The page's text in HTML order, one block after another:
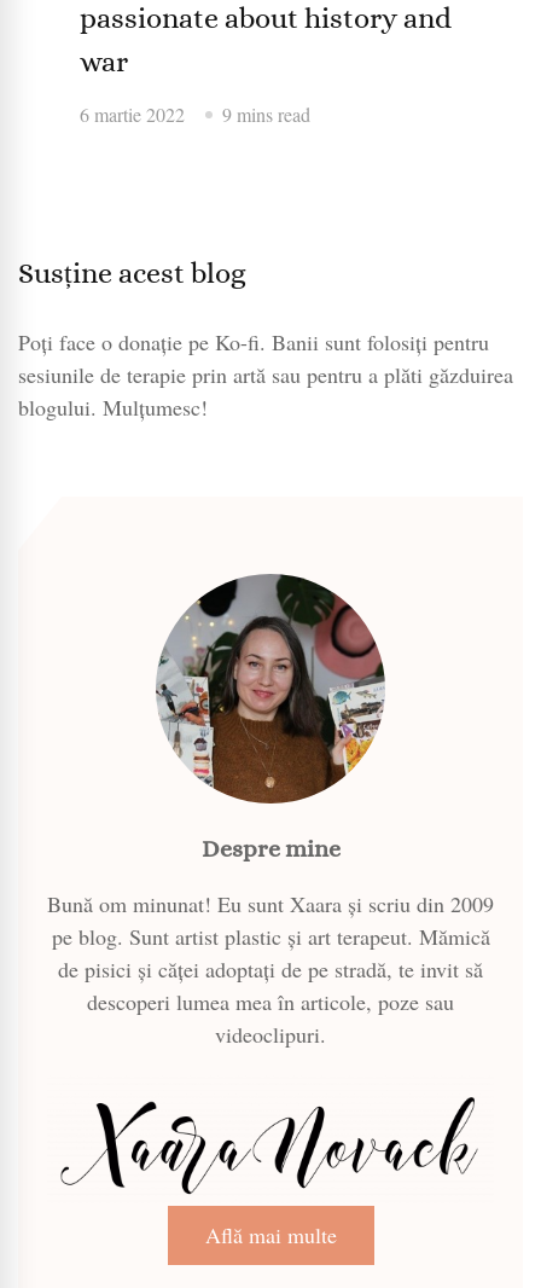
passionate about history and
war
6 martie 2022 9 mins read
Susține acest blog
Poți face o donație pe Ko-fi. Banii sunt folosiți pentru
sesiunile de terapie prin artă sau pentru a plăti găzduirea
blogului. Mulțumesc!
Despre mine
Bună om minunat! Eu sunt Xaara și scriu din 2009
pe blog. Sunt artist plastic și art terapeut. Mămică
de pisici și căței adoptați de pe stradă, te invit să
descoperi lumea mea în articole, poze sau
videoclipuri.
Află mai multe